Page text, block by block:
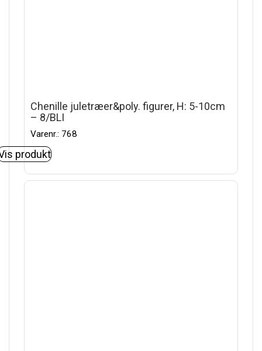
Chenille juletræer&poly. figurer, H: 5-10cm
– 8/BLI
Varenr.: 768
produkt